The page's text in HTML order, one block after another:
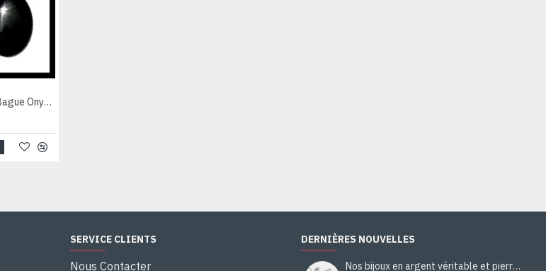
Bijoux indiens - Bague Onyx - Bague indienne en argent
SERVICE CLIENTS
Nous Contacter
DERNIÈRES NOUVELLES
Nos bijoux en argent véritable et pierres naturelles